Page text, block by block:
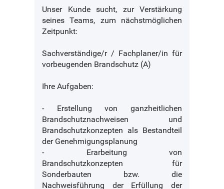
Unser Kunde sucht, zur Verstärkung
seines Teams, zum nächstmöglichen
Zeitpunkt:
Sachverständige/r / Fachplaner/in für
vorbeugenden Brandschutz (A)
Ihre Aufgaben:
- Erstellung von ganzheitlichen
Brandschutznachweisen und
Brandschutzkonzepten als Bestandteil
der Genehmigungsplanung
- Erarbeitung von
Brandschutzkonzepten für
Sonderbauten bzw. die
Nachweisführung der Erfüllung der